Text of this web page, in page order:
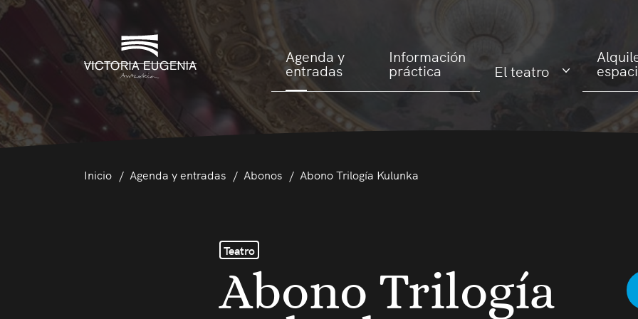
Agenda y
entradas
Información
práctica El teatro
Inicio Agenda y entradas Abonos Abono Trilogía Kulunka
Teatro
Abono Trilogía